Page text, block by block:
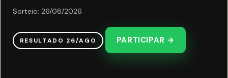
Sorteio: 26/08/2026
RESULTADO 26/AGO PARTICIPAR →